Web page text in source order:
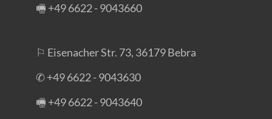
🖷 +49 6622 - 9043660
⚐ Eisenacher Str. 73, 36179 Bebra
✆ +49 6622 - 9043630
🖷 +49 6622 - 9043640